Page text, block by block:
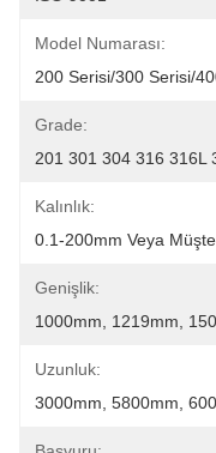
Model Numarası:
200 Serisi/300 Serisi/
Grade:
201 301 304 316 316L
Kalınlık:
0.1-200mm Veya
Genişlik:
1000mm, 1219mm,
Uzunluk:
3000mm, 5800mm,